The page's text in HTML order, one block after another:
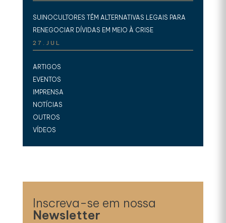
SUINOCULTORES TÊM ALTERNATIVAS LEGAIS PARA
RENEGOCIAR DÍVIDAS EM MEIO À CRISE
27.JUL
ARTIGOS
EVENTOS
IMPRENSA
NOTÍCIAS
OUTROS
VÍDEOS
Inscreva-se em nossa
Newsletter